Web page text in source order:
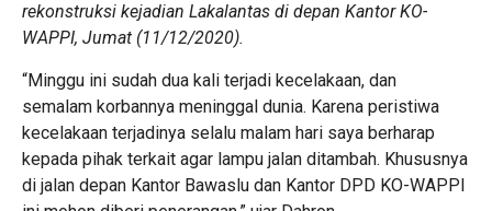
rekonstruksi kejadian Lakalantas di depan Kantor KO-
WAPPI, Jumat (11/12/2020).
“Minggu ini sudah dua kali terjadi kecelakaan, dan
semalam korbannya meninggal dunia. Karena peristiwa
kecelakaan terjadinya selalu malam hari saya berharap
kepada pihak terkait agar lampu jalan ditambah. Khususnya
di jalan depan Kantor Bawaslu dan Kantor DPD KO-WAPPI